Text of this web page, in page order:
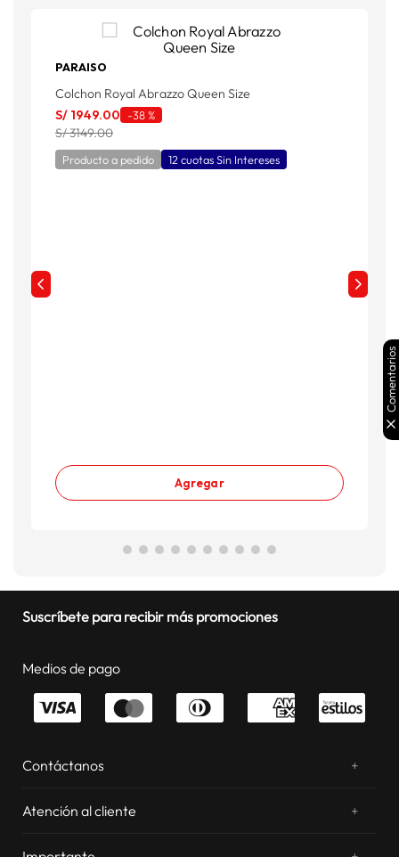
PARAISO
Colchon Royal Abrazzo Queen Size
S/ 1949.00 -38 %
S/ 3149.00
Producto a pedido 12 cuotas Sin Intereses
Agregar
Suscríbete para recibir más promociones
Medios de pago
Contáctanos +
Atención al cliente
+
Comentarios